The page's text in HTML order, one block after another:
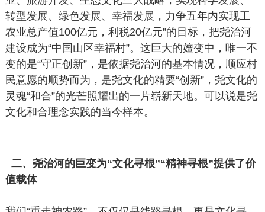
转型发展、绿色发展、幸福发展，力争五年内实现工
农业总产值100亿元，利税20亿元”的目标，把尧治河
建设成为“中国山区幸福村”。这巨大的嬗变中，唯一不
变的是“守正创新”，是依据尧治河的基本情况，顺应村
民意愿的顺势而为，是尧文化的精要“创新”，尧文化的
灵魂“和合”的光芒照耀出的一片崭新天地。可以说是尧
文化和合理念实践的当今样本。
二、尧治河的巨变为“文化寻根”“精神寻根”提供了价
值载体